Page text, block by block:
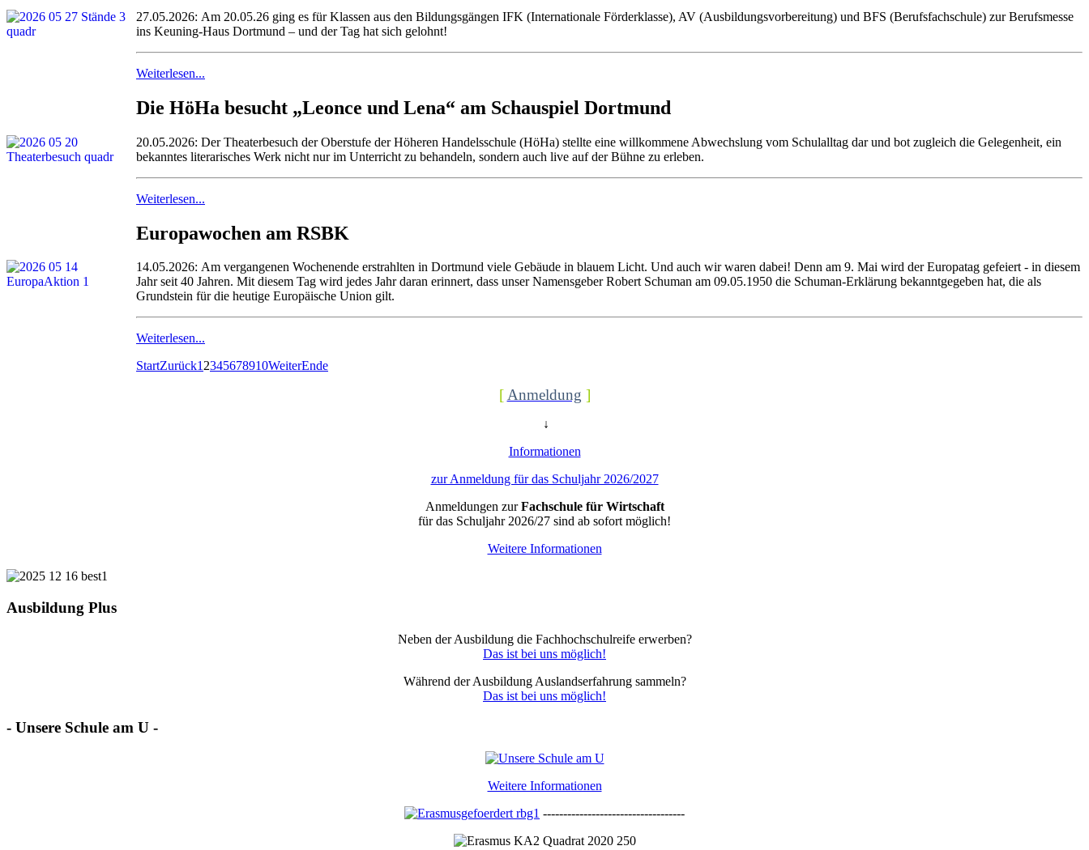
27.05.2026: Am 20.05.26 ging es für Klassen aus den Bildungsgängen IFK (Internationale Förderklasse), AV (Ausbildungsvorbereitung) und BFS (Berufsfachschule) zur Berufsmesse
ins Keuning-Haus Dortmund – und der Tag hat sich gelohnt!
Weiterlesen...
Die HöHa besucht „Leonce und Lena“ am Schauspiel Dortmund
20.05.2026: Der Theaterbesuch der Oberstufe der Höheren Handelsschule (HöHa) stellte eine willkommene Abwechslung vom Schulalltag dar und bot zugleich die Gelegenheit, ein
bekanntes literarisches Werk nicht nur im Unterricht zu behandeln, sondern auch live auf der Bühne zu erleben.
Weiterlesen...
Europawochen am RSBK
14.05.2026: Am vergangenen Wochenende erstrahlten in Dortmund viele Gebäude in blauem Licht. Und auch wir waren dabei! Denn am 9. Mai wird der Europatag gefeiert - in diesem
Jahr seit 40 Jahren. Mit diesem Tag wird jedes Jahr daran erinnert, dass unser Namensgeber Robert Schuman am 09.05.1950 die Schuman-Erklärung bekanntgegeben hat, die als
Grundstein für die heutige Europäische Union gilt.
Weiterlesen...
StartZurück12345678910WeiterEnde
[ Anmeldung ]
↓
Informationen
zur Anmeldung für das Schuljahr 2026/2027
Anmeldungen zurFachschule für Wirtschaft
für das Schuljahr 2026/27 sind ab sofort möglich!
Weitere Informationen
Ausbildung Plus
Neben der Ausbildung die Fachhochschulreife erwerben?
Das ist bei uns möglich!
Während der Ausbildung Auslandserfahrung sammeln?
Das ist bei uns möglich!
- Unsere Schule am U -
Weitere Informationen
-----------------------------------